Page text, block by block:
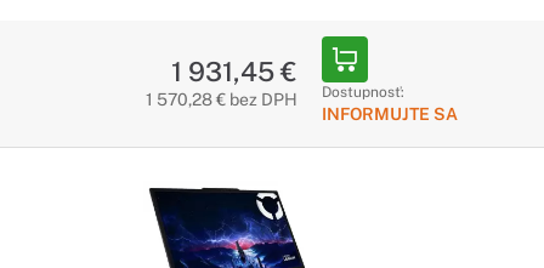
1 931,45 €
1 570,28 € bez DPH Dostupnosť:
INFORMUJTE SA